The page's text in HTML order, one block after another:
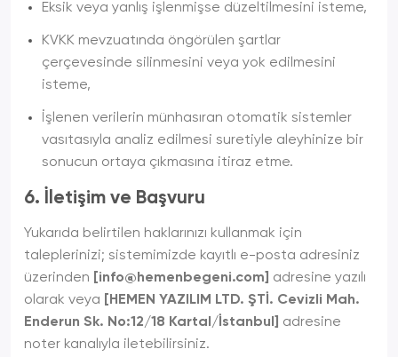
Eksik veya yanlış işlenmişse düzeltilmesini isteme,
KVKK mevzuatında öngörülen şartlar
çerçevesinde silinmesini veya yok edilmesini
isteme,
İşlenen verilerin münhasıran otomatik sistemler
vasıtasıyla analiz edilmesi suretiyle aleyhinize bir
sonucun ortaya çıkmasına itiraz etme.
6. İletişim ve Başvuru
Yukarıda belirtilen haklarınızı kullanmak için
taleplerinizi; sistemimizde kayıtlı e-posta adresiniz
üzerinden
info@hemenbegeni.com
adresine yazılı
olarak veya [HEMEN YAZILIM LTD. ŞTİ. Cevizli Mah.
Enderun Sk. No:12/18 Kartal/İstanbul] adresine
noter kanalıyla iletebilirsiniz.